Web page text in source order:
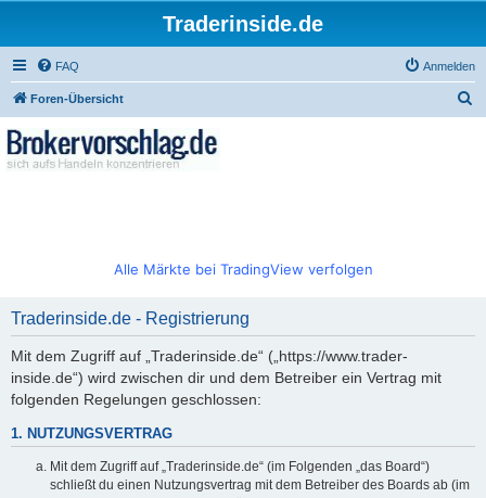
Traderinside.de
FAQ Anmelden
Foren-Übersicht
Alle Märkte bei TradingView verfolgen
Traderinside.de - Registrierung
Mit dem Zugriff auf „Traderinside.de“ („https://www.trader-
inside.de“) wird zwischen dir und dem Betreiber ein Vertrag mit
folgenden Regelungen geschlossen:
1. NUTZUNGSVERTRAG
Mit dem Zugriff auf „Traderinside.de“ (im Folgenden „das Board“)
schließt du einen Nutzungsvertrag mit dem Betreiber des Boards ab (im